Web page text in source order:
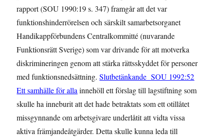
rapport (SOU 1990:19 s. 347) framgår att det var
funktionshinderrörelsen och särskilt samarbetsorganet
Handikappförbundens Centralkommitté (nuvarande
Funktionsrätt Sverige) som var drivande för att motverka
diskrimineringen genom att stärka rättsskyddet för personer
med funktionsnedsättning.Slutbetänkande SOU 1992:52
Ett samhälle för alla innehöll ett förslag till lagstiftning som
skulle ha inneburit att det hade betraktats som ett otillåtet
missgynnande om arbetsgivare underlåtit att vidta vissa
aktiva främjandeåtgärder. Detta skulle kunna leda till